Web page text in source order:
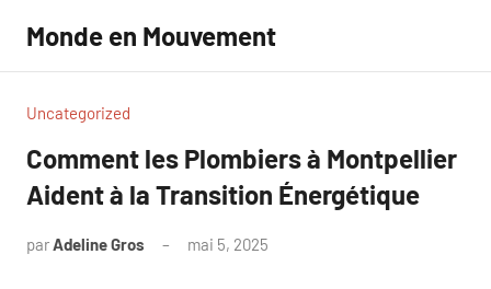
contenu
Monde en Mouvement
Uncategorized
Comment les Plombiers à Montpellier
Aident à la Transition Énergétique
parAdeline Gros mai 5, 2025